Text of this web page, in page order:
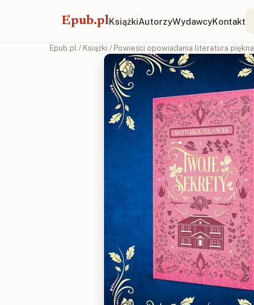
Epub.plKsiążkiAutorzyWydawcyKontakt
Epub.pl / Książki / Powieści opowiadania literatura piękna